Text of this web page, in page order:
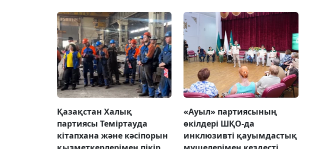
Қазақстан Халық
партиясы Теміртауда
кітапхана және кәсіпорын
«Ауыл» партиясының
өкілдері ШҚО-да
инклюзивті қауымдастық